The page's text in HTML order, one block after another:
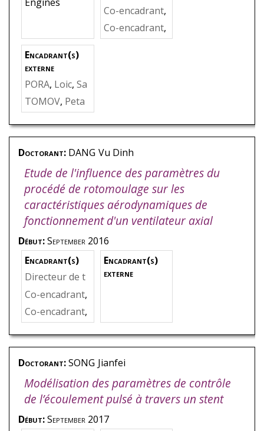
hèse,BAKIR,F
arid
Co-encadrant,
KHELLADI,So
fiane
Co-encadrant,
PARIDAENS,R
Encadrant(s)
externe
PORA, Loic, Sa
fran Aircraft E
ngines (équip
e - IHESF)
TOMOV, Peta
r,Safran Aircr
aft Engines (é
Doctorant: DANG Vu Dinh
Etude de l'influence des paramètres du
procédé de rotomoulage sur les
caractéristiques aérodynamiques de
fonctionnement d'un ventilateur axial
Début:September 2016
Encadrant(s)
Directeur de t
hèse,BAKIR,F
arid
Co-encadrant,
DANLOS,Amé
lie
Co-encadrant,
PEREIRA,Mic
hael
Encadrant(s)
externe
Doctorant:SONG Jianfei
Modélisation des paramètres de contrôle
de l’écoulement pulsé à travers un stent
Début:September 2017